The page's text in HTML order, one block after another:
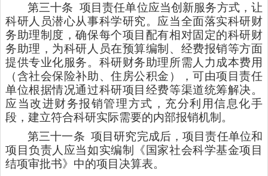
第三十条 项目责任单位应当创新服务方式，让
科研人员潜心从事科学研究。应当全面落实科研财
务助理制度，确保每个项目配有相对固定的科研财
务助理，为科研人员在预算编制、经费报销等方面
提供专业化服务。科研财务助理所需人力成本费用
（含社会保险补助、住房公积金），可由项目责任
单位根据情况通过科研项目经费等渠道统筹解决。
应当改进财务报销管理方式，充分利用信息化手
段，建立符合科研实际需要的内部报销机制。
第三十一条 项目研究完成后，项目责任单位和
项目负责人应当如实编制《国家社会科学基金项目
结项审批书》中的项目决算表。